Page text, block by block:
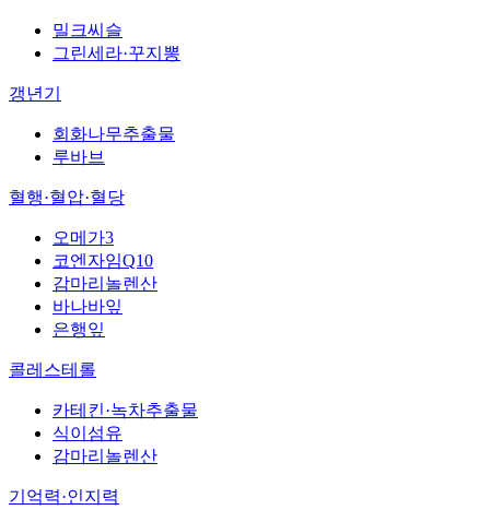
밀크씨슬
그린세라·꾸지뽕
갱년기
회화나무추출물
루바브
혈행·혈압·혈당
오메가3
코엔자임Q10
감마리놀렌산
바나바잎
은행잎
콜레스테롤
카테킨·녹차추출물
식이섬유
감마리놀렌산
기억력·인지력